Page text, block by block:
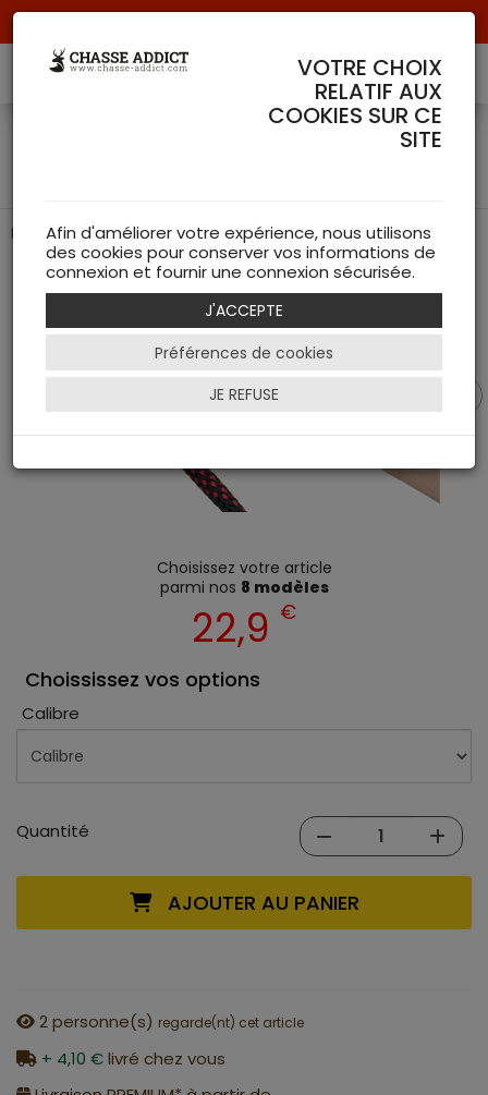
Cordon de nettoyage pour
Pour un entretien optimal de votre arme
Choisissez votre article
parmi nos 8 modèles
22,9 €
Choississez vos options
Calibre
Quantité
AJOUTER AU PANIER
2personne(s) regarde(nt) cet article
+ 4,10 €livré chez vous
VOTRE CHOIX
RELATIF AUX
COOKIES SUR CE
SITE
Afin d'améliorer votre expérience, nous utilisons
des cookies pour conserver vos informations de
connexion et fournir une connexion sécurisée.
J'ACCEPTE
Préférences de cookies
JE REFUSE